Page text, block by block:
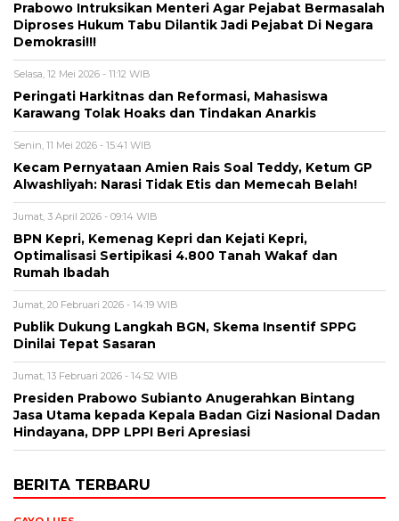
Prabowo Intruksikan Menteri Agar Pejabat Bermasalah
Diproses Hukum Tabu Dilantik Jadi Pejabat Di Negara
Demokrasi!!!
Selasa, 12 Mei 2026 - 11:12 WIB
Peringati Harkitnas dan Reformasi, Mahasiswa
Karawang Tolak Hoaks dan Tindakan Anarkis
Senin, 11 Mei 2026 - 15:41 WIB
Kecam Pernyataan Amien Rais Soal Teddy, Ketum GP
Alwashliyah: Narasi Tidak Etis dan Memecah Belah!
Jumat, 3 April 2026 - 09:14 WIB
BPN Kepri, Kemenag Kepri dan Kejati Kepri,
Optimalisasi Sertipikasi 4.800 Tanah Wakaf dan
Rumah Ibadah
Jumat, 20 Februari 2026 - 14:19 WIB
Publik Dukung Langkah BGN, Skema Insentif SPPG
Dinilai Tepat Sasaran
Jumat, 13 Februari 2026 - 14:52 WIB
Presiden Prabowo Subianto Anugerahkan Bintang
Jasa Utama kepada Kepala Badan Gizi Nasional Dadan
Hindayana, DPP LPPI Beri Apresiasi
BERITA TERBARU